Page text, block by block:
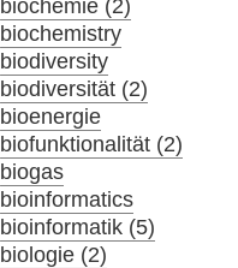
biochemie (2)
biochemistry
biodiversity
biodiversität (2)
bioenergie
biofunktionalität (2)
biogas
bioinformatics
bioinformatik (5)
biologie (2)